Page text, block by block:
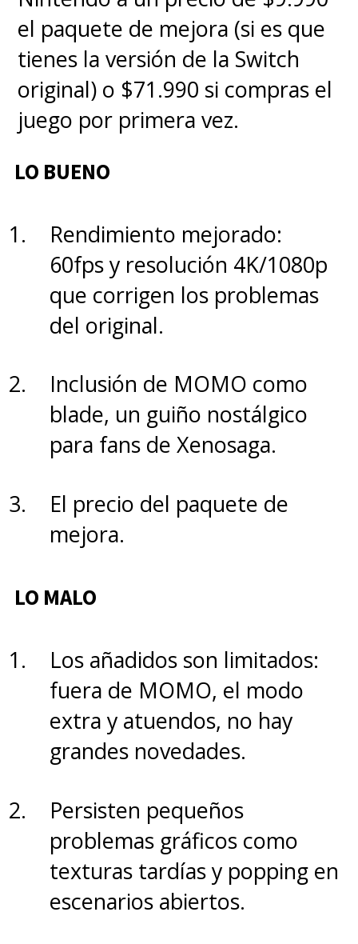
el paquete de mejora (si es que
tienes la versión de la Switch
original) o $71.990 si compras el
juego por primera vez.
LO BUENO
Rendimiento mejorado:
60fps y resolución 4K/1080p
que corrigen los problemas
del original.
Inclusión de MOMO como
blade, un guiño nostálgico
para fans de Xenosaga.
El precio del paquete de
mejora.
LO MALO
Los añadidos son limitados:
fuera de MOMO, el modo
extra y atuendos, no hay
grandes novedades.
Persisten pequeños
problemas gráficos como
texturas tardías y popping en
escenarios abiertos.